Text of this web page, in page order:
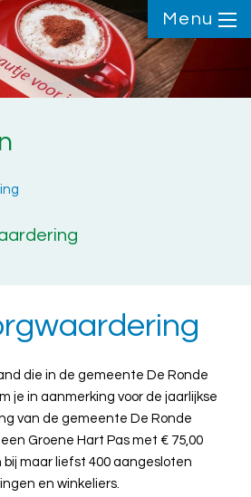
Menu
die in de gemeente De Ronde
je in aanmerking voor de jaarlijkse
van de gemeente De Ronde
Groene Hart Pas met € 75,00
maar liefst 400 aangesloten
en winkeliers.